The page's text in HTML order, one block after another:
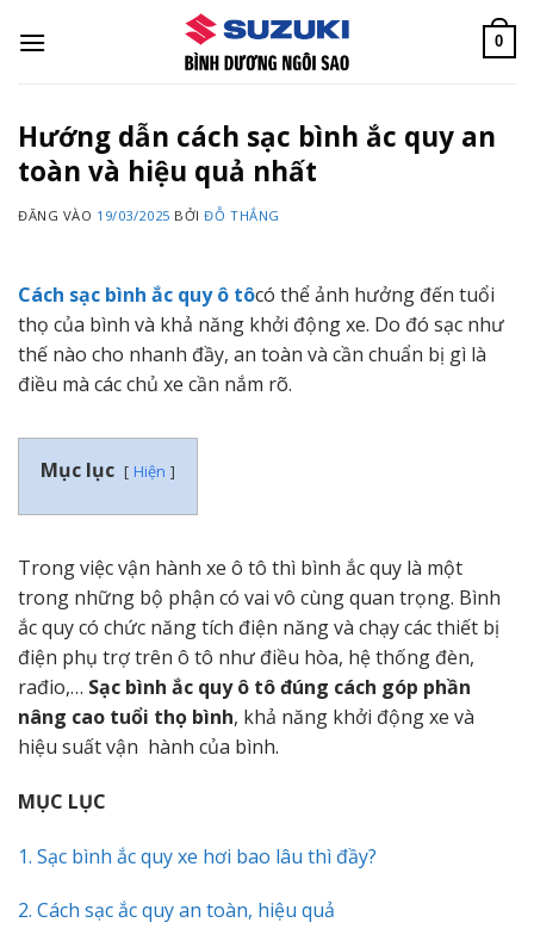
qua
0
Hướng dẫn cách sạc bình ắc quy an
toàn và hiệu quả nhất
ĐĂNG VÀO 19/03/2025 BỞIĐỖ THẮNG
Cách sạc bình ắc quy ô tôcó thể ảnh hưởng đến tuổi
thọ của bình và khả năng khởi động xe. Do đó sạc như
thế nào cho nhanh đầy, an toàn và cần chuẩn bị gì là
điều mà các chủ xe cần nắm rõ.
Mục lục Hiện
Trong việc vận hành xe ô tô thì bình ắc quy là một
trong những bộ phận có vai vô cùng quan trọng. Bình
ắc quy có chức năng tích điện năng và chạy các thiết bị
điện phụ trợ trên ô tô như điều hòa, hệ thống đèn,
rađio,… Sạc bình ắc quy ô tô đúng cách góp phần
nâng cao tuổi thọ bình, khả năng khởi động xe và
hiệu suất vận hành của bình.
MỤC LỤC
1. Sạc bình ắc quy xe hơi bao lâu thì đầy?
2. Cách sạc ắc quy an toàn, hiệu quả